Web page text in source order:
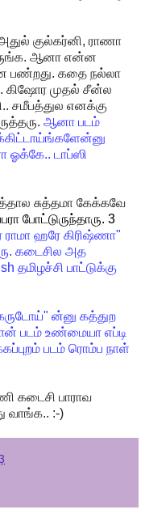
குல்கர்னி, ராணா
. ஆனா என்ன
பண்றது. கதை நல்லா
. கிஷோர முதல் சீன்ல
.. சமீபத்துல எனக்கு
. ஆனா படம்
ஓக்கே.. டாப்ஸி
சுத்தமா கேக்கவே
போட்டுருந்தாரு. 3
ராமா ஹரே கிரிஷ்ணா"
. கடைசில அத
தமிழச்சி பாட்டுக்கு
" ன்னு கத்துற
படம் உண்மையா எப்டி
படம் ரொம்ப நாள்
கடைசி பாராவ
வாங்க.. :-)